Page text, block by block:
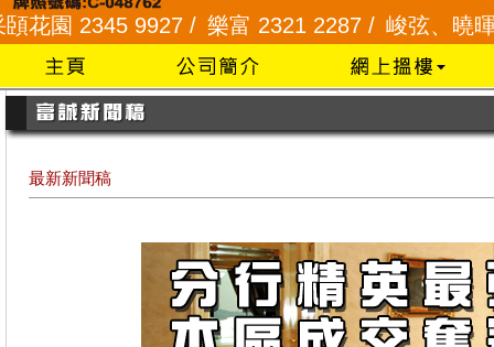
2345 9927 /樂富 2321 2287 /峻弦、曉暉花園
最新新聞稿